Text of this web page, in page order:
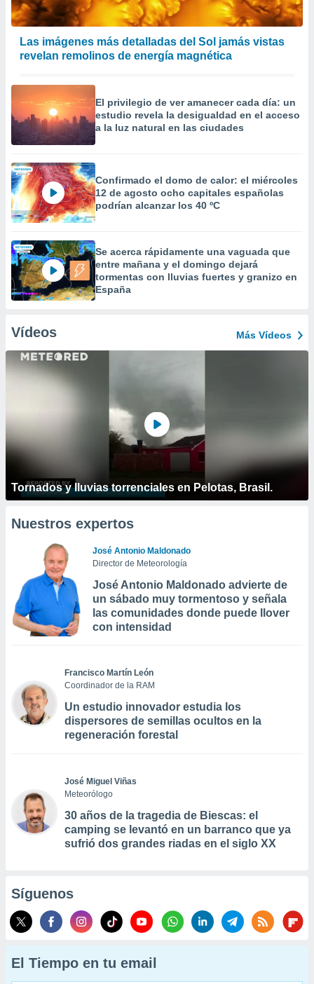
Las imágenes más detalladas del Sol jamás vistas
revelan remolinos de energía magnética
El privilegio de ver amanecer cada día: un
estudio revela la desigualdad en el acceso
a la luz natural en las ciudades
Confirmado el domo de calor: el miércoles
12 de agosto ocho capitales españolas
podrían alcanzar los 40 ºC
Se acerca rápidamente una vaguada que
entre mañana y el domingo dejará
tormentas con lluvias fuertes y granizo en
España
Vídeos Más Vídeos
Tornados y lluvias torrenciales en Pelotas, Brasil.
Nuestros expertos
José Antonio Maldonado
Director de Meteorología
José Antonio Maldonado advierte de
un sábado muy tormentoso y señala
las comunidades donde puede llover
con intensidad
Francisco Martín León
Coordinador de la RAM
Un estudio innovador estudia los
dispersores de semillas ocultos en la
regeneración forestal
José Miguel Viñas
Meteorólogo
30 años de la tragedia de Biescas: el
camping se levantó en un barranco que ya
sufrió dos grandes riadas en el siglo XX
Síguenos
El Tiempo en tu email